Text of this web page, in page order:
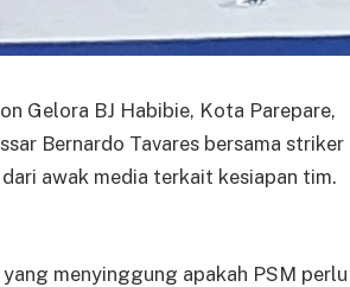
Gelora BJ Habibie, Kota Parepare,
Bernardo Tavares bersama striker
awak media terkait kesiapan tim.
yang menyinggung apakah PSM perlu